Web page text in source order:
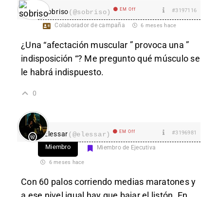
sobriso(@sobriso) EM Off #3197116
Colaborador de campaña 6 meses hace
¿Una “afectación muscular ” provoca una ”
indisposición “? Me pregunto qué músculo se
le habrá indispuesto.
0
Elessar(@elessar) EM Off #3196981
Miembro Miembro de Ejecutiva
6 meses hace
Con 60 palos corriendo medias maratones y